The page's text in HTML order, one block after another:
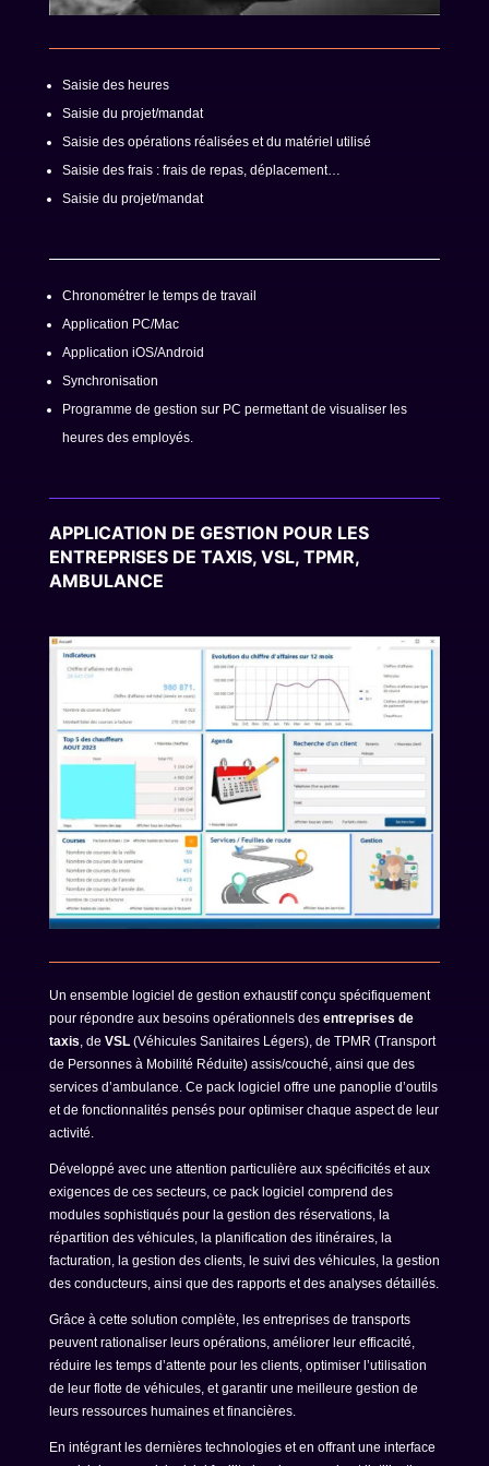
Saisie des heures
Saisie du projet/mandat
Saisie des opérations réalisées et du matériel utilisé
Saisie des frais : frais de repas, déplacement…
Saisie du projet/mandat
Chronométrer le temps de travail
Application PC/Mac
Application iOS/Android
Synchronisation
Programme de gestion sur PC permettant de visualiser les
heures des employés.
APPLICATION DE GESTION POUR LES
ENTREPRISES DE TAXIS, VSL, TPMR,
AMBULANCE
Un ensemble logiciel de gestion exhaustif conçu spécifiquement
pour répondre aux besoins opérationnels des entreprises de
taxis , de VSL(Véhicules Sanitaires Légers), de TPMR (Transport
de Personnes à Mobilité Réduite) assis/couché, ainsi que des
services d’ambulance. Ce pack logiciel offre une panoplie d’outils
et de fonctionnalités pensés pour optimiser chaque aspect de leur
activité.
Développé avec une attention particulière aux spécificités et aux
exigences de ces secteurs, ce pack logiciel comprend des
modules sophistiqués pour la gestion des réservations, la
répartition des véhicules, la planification des itinéraires, la
facturation, la gestion des clients, le suivi des véhicules, la gestion
des conducteurs, ainsi que des rapports et des analyses détaillés.
Grâce à cette solution complète, les entreprises de transports
peuvent rationaliser leurs opérations, améliorer leur efficacité,
réduire les temps d’attente pour les clients, optimiser l’utilisation
de leur flotte de véhicules, et garantir une meilleure gestion de
leurs ressources humaines et financières.
En intégrant les dernières technologies et en offrant une interface